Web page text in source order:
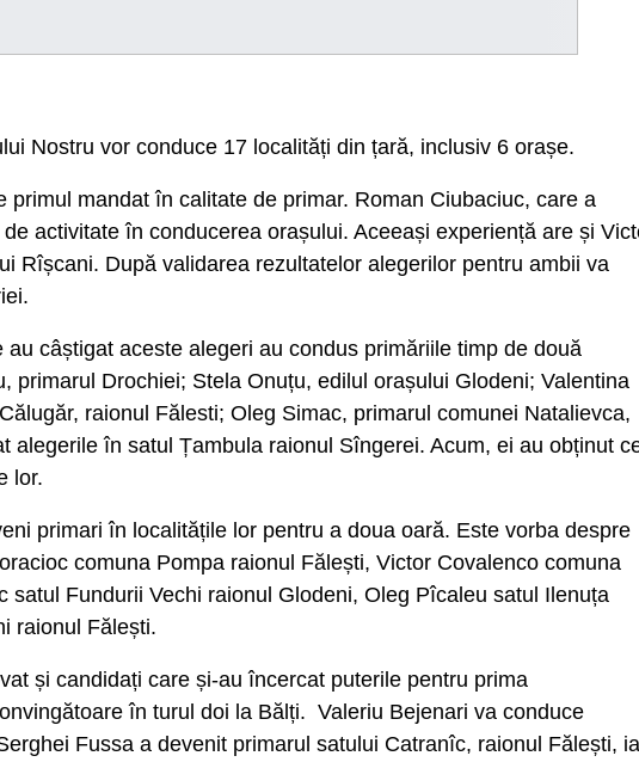
Nostru vor conduce 17 localități din țară, inclusiv 6 orașe.
mandat în calitate de primar. Roman Ciubaciuc, care a
activitate în conducerea orașului. Aceeași experiență are și
Rîșcani. După validarea rezultatelor alegerilor pentru ambii va
câștigat aceste alegeri au condus primăriile timp de două
primarul Drochiei; Stela Onuțu, edilul orașului Glodeni; Valentina
raionul Fălesti; Oleg Simac, primarul comunei Natalievca,
alegerile în satul Țambula raionul Sîngerei. Acum, ei au obținut
lor.
primari în localitățile lor pentru a doua oară. Este vorba despre
comuna Pompa raionul Fălești, Victor Covalenco comuna
satul Fundurii Vechi raionul Glodeni, Oleg Pîcaleu satul Ilenuța
raionul Fălești.
și candidați care și-au încercat puterile pentru prima
în turul doi la Bălți. Valeriu Bejenari va conduce
Fussa a devenit primarul satului Catranîc, raionul Fălești,